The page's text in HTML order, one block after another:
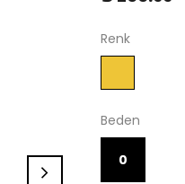
Renk
Beden
0